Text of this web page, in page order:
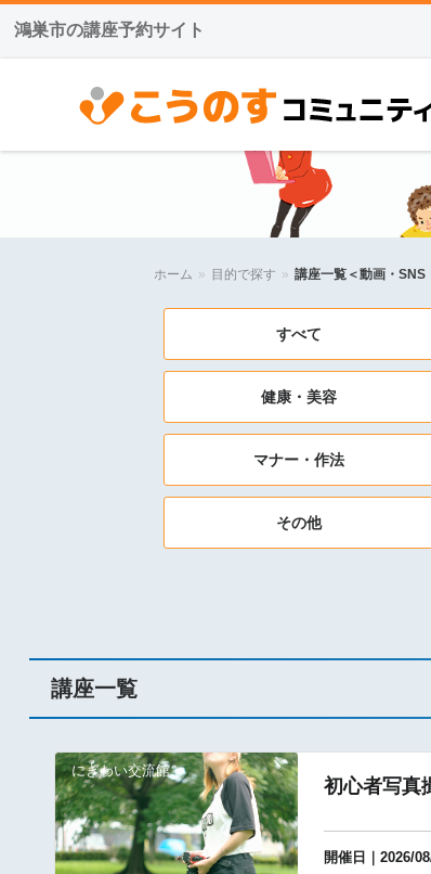
鴻巣市の講座予約サイト
こうのすコミュニティ大
ホーム » 目的で探す » 講座一覧＜動画・SNS
すべて
健康・美容
マナー・作法
その他
講座一覧
にぎわい交流館
初心者写真
開催日｜2026/